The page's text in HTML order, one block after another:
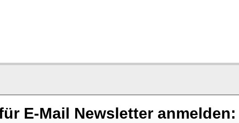
E-Mail Newsletter anmelden: